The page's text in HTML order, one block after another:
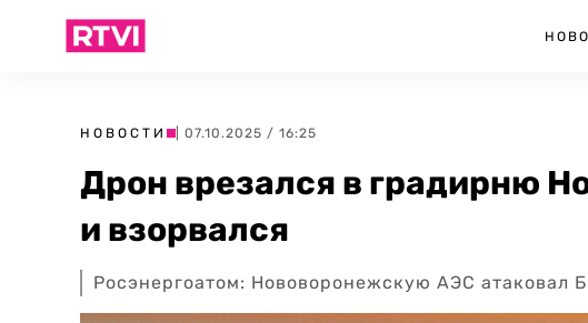
НОВОСТИ | 07.10.2025 / 16:25
Дрон врезался в градирню
и взорвался
Росэнергоатом: Нововоронежскую АЭС атаковал